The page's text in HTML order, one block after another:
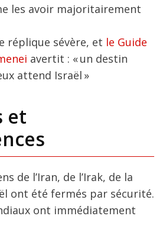
les avoir majoritairement
réplique sévère, et le Guide
avertit : « un destin
attend Israël »
et
de l’Iran, de l’Irak, de la
ont été fermés par sécurité.
ont immédiatement